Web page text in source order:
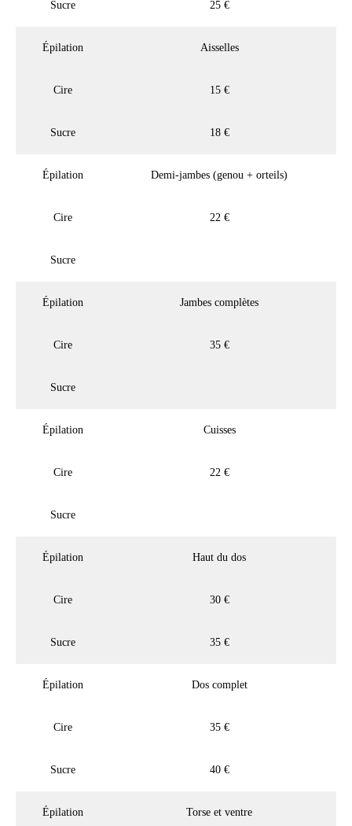
Sucre 25 €
Épilation Aisselles
Cire 15 €
Sucre 18 €
Épilation Demi-jambes (genou + orteils)
Cire 22 €
Sucre
Épilation Jambes complètes
Cire 35 €
Sucre
Épilation Cuisses
Cire 22 €
Sucre
Épilation Haut du dos
Cire 30 €
Sucre 35 €
Épilation Dos complet
Cire 35 €
Sucre 40 €
Épilation Torse et ventre